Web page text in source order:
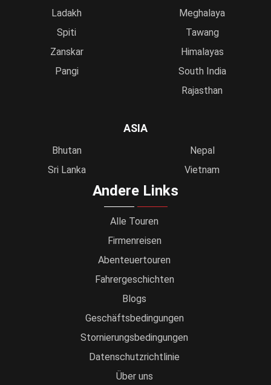
Ladakh
Spiti
Zanskar
Pangi
Meghalaya
Tawang
Himalayas
South India
Rajasthan
ASIA
Bhutan
Sri Lanka
Nepal
Vietnam
Andere Links
Alle Touren
Firmenreisen
Abenteuertouren
Fahrergeschichten
Blogs
Geschäftsbedingungen
Stornierungsbedingungen
Datenschutzrichtlinie
Über uns